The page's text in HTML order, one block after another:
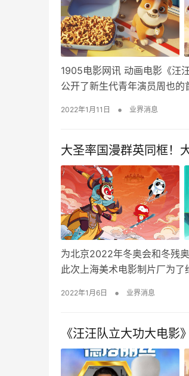
1905电影网讯 动画电影《汪
公开了新生代青年演员周也
2022年1月11日 • 业界消息
大圣率国漫群英同框！
为北京2022年冬奥会和冬残
此次上海美术电影制片厂为
2022年1月6日 • 业界消息
《汪汪队立大功大电影